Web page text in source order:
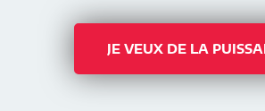
JE VEUX DE LA